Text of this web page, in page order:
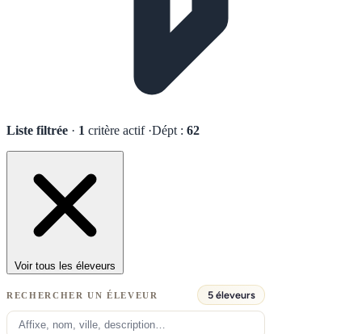
Liste filtrée · 1 critère actif ·Dépt : 62
Voir tous les éleveurs
RECHERCHER UN ÉLEVEUR 5 éleveurs